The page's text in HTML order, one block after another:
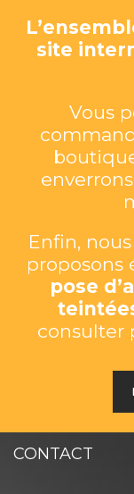
site
Vous
Enfin,
proposons
pose
consulter
CONTACT